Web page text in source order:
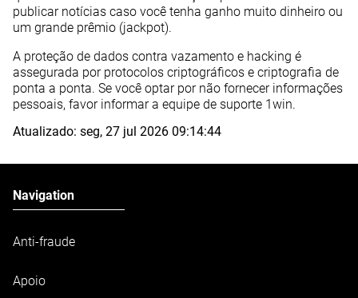
publicar notícias caso você tenha ganho muito dinheiro ou
um grande prêmio (jackpot).
A proteção de dados contra vazamento e hacking é
assegurada por protocolos criptográficos e criptografia de
ponta a ponta. Se você optar por não fornecer informações
pessoais, favor informar a equipe de suporte 1win.
Atualizado: seg, 27 jul 2026 09:14:44
Navigation
Anti-fraude
Apoio